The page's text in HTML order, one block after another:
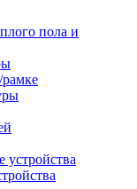
пола и
устройства